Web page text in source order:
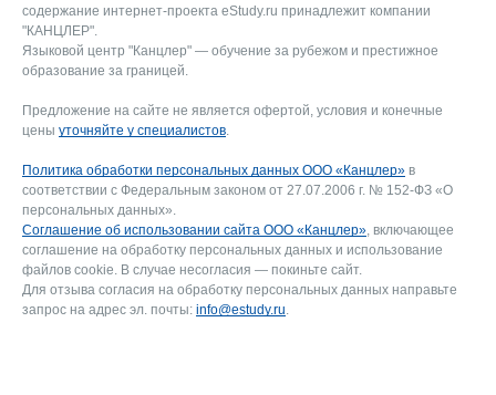
содержание интернет-проекта eStudy.ru принадлежит компании
"КАНЦЛЕР".
Языковой центр "Канцлер" — обучение за рубежом и престижное
образование за границей.
Предложение на сайте не является офертой, условия и конечные
цены уточняйте у специалистов.
Политика обработки персональных данных ООО «Канцлер» в
соответствии с Федеральным законом от 27.07.2006 г. № 152-ФЗ «О
персональных данных».
Соглашение об использовании сайта ООО «Канцлер», включающее
соглашение на обработку персональных данных и использование
файлов cookie. В случае несогласия — покиньте сайт.
Для отзыва согласия на обработку персональных данных направьте
запрос на адрес эл. почты: info@estudy.ru.